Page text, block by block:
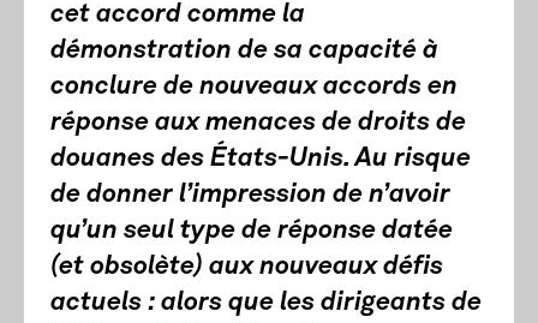
cet accord comme la
démonstration de sa capacité à
conclure de nouveaux accords en
réponse aux menaces de droits de
douanes des États-Unis. Au risque
de donner l’impression de n’avoir
qu’un seul type de réponse datée
(et obsolète) aux nouveaux défis
actuels : alors que les dirigeants de